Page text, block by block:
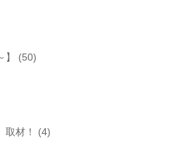
(50)
材！ (4)